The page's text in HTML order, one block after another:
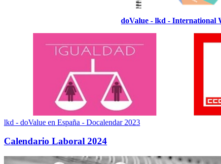
doValue - lkd - International
lkd - doValue en España - Docalendar 2023
Calendario Laboral 2024